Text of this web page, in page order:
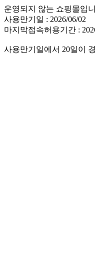
운영되지 않는 쇼핑몰입
사용만기일 : 2026/06/02
마지막접속허용기간 :
사용만기일에서 20일이